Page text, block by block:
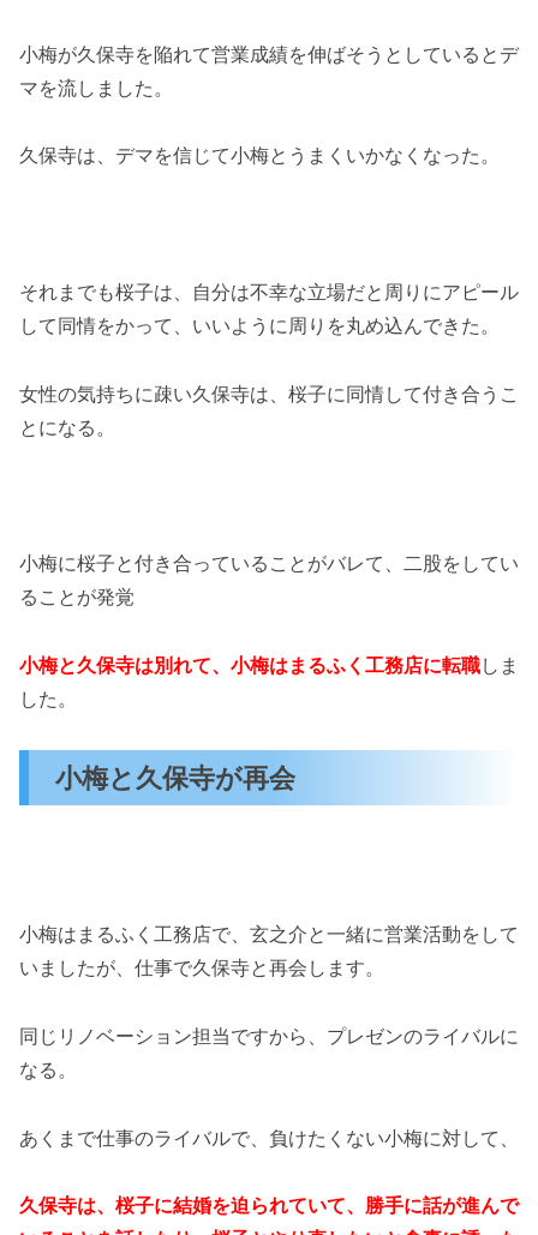
小梅が久保寺を陥れて営業成績を伸ばそうとしているとデ
マを流しました。
久保寺は、デマを信じて小梅とうまくいかなくなった。
それまでも桜子は、自分は不幸な立場だと周りにアピール
して同情をかって、いいように周りを丸め込んできた。
女性の気持ちに疎い久保寺は、桜子に同情して付き合うこ
とになる。
小梅に桜子と付き合っていることがバレて、二股をしてい
ることが発覚
小梅と久保寺は別れて、小梅はまるふく工務店に転職しま
した。
小梅と久保寺が再会
小梅はまるふく工務店で、玄之介と一緒に営業活動をして
いましたが、仕事で久保寺と再会します。
同じリノベーション担当ですから、プレゼンのライバルに
なる。
あくまで仕事のライバルで、負けたくない小梅に対して、
久保寺は、桜子に結婚を迫られていて、勝手に話が進んで